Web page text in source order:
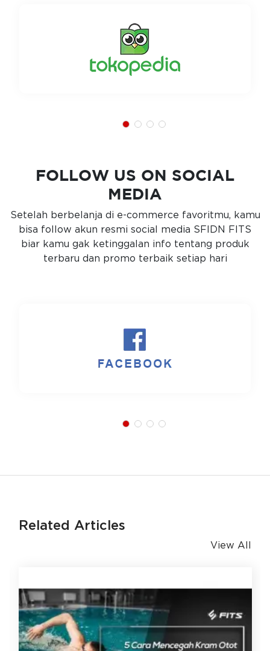
FOLLOW US ON SOCIAL
MEDIA
Setelah berbelanja di e-commerce favoritmu, kamu
bisa follow akun resmi social media SFIDN FITS
biar kamu gak ketinggalan info tentang produk
terbaru dan promo terbaik setiap hari
Related Articles
View All